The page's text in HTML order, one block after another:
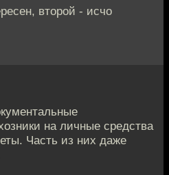
второй - исчо
на личные средства
Часть из них даже